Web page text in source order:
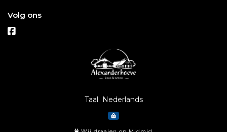
Volg ons
Taal